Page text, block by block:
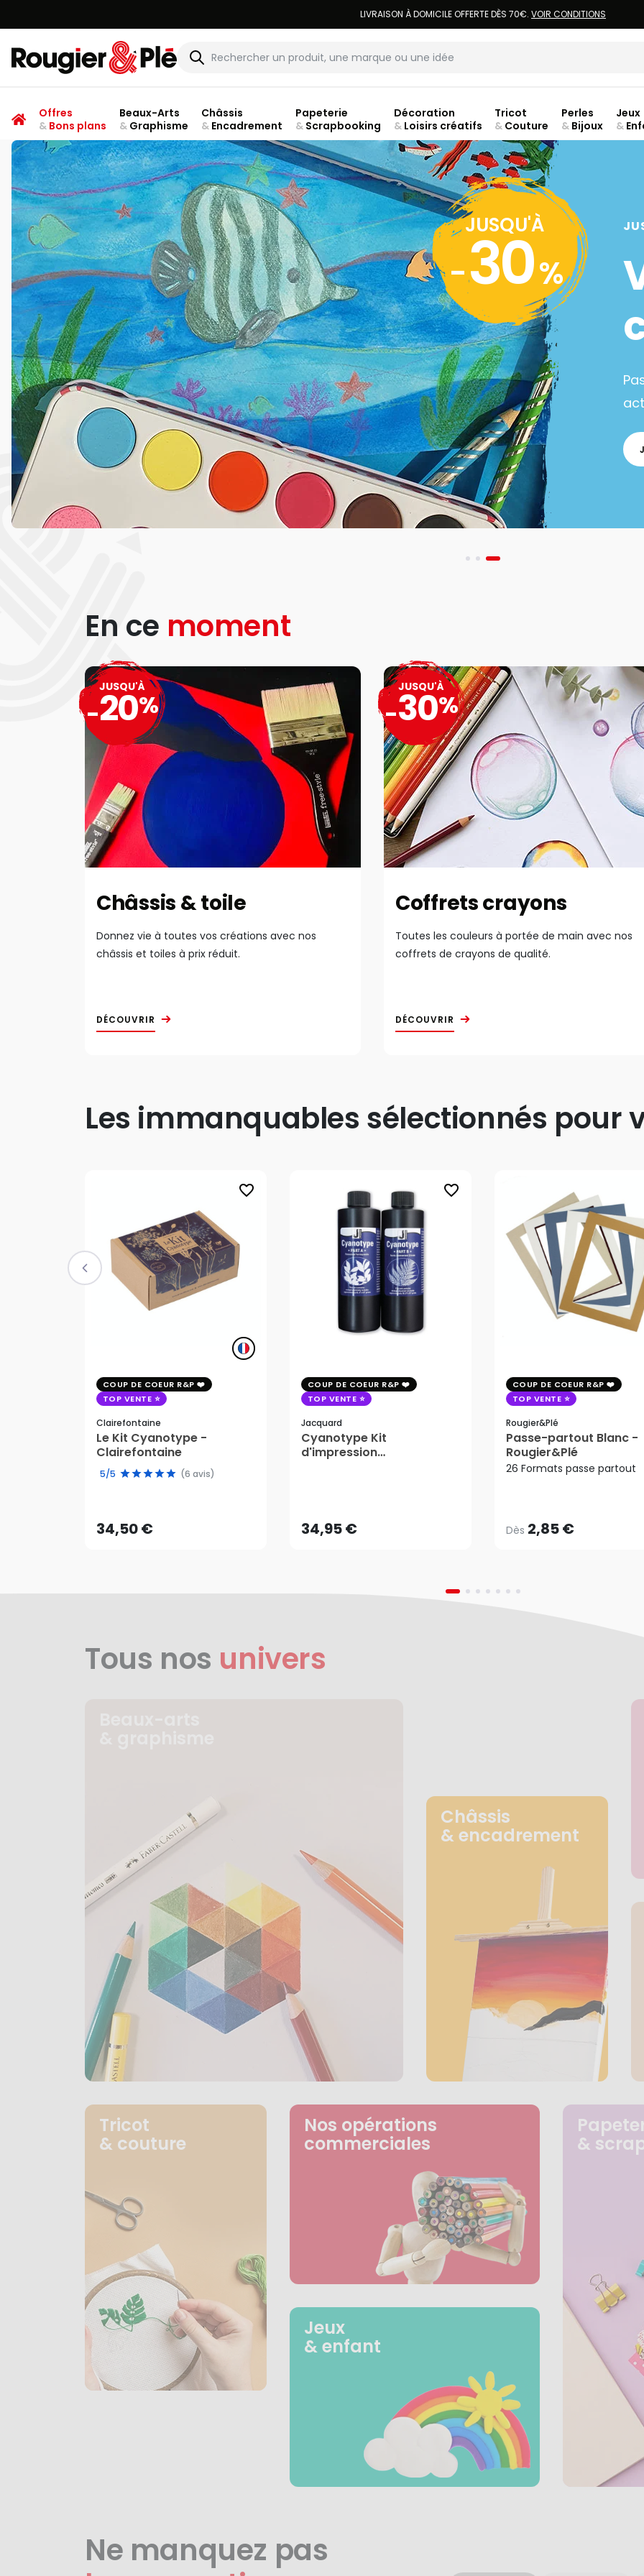
LIVRAISON À DOMICILE OFFERTE DÈS 70€. VOIR CONDITIONS
Rougier & Plé
Offres
&Bons plans
Beaux-Arts
&Graphisme
Châssis
&Encadrement
Papeterie
&Scrapbooking
Décoration
&Loisirs créatifs
Tricot
& Couture
Perles
& Bijoux
Jeux
&
JUSQU'À
-30%
En ce moment
Châssis & toile
Donnez vie à toutes vos créations avec nos
châssis et toiles à prix réduit.
DÉCOUVRIR
JUSQU'À
-20%
Coffrets crayons
Toutes les couleurs à portée de main avec nos
coffrets de crayons de qualité.
DÉCOUVRIR
JUSQU'À
-30%
Les immanquables sélectionnés pour
favorite_border
COUP DE COEUR R&P
TOP VENTE
Clairefontaine
Le Kit Cyanotype -
Clairefontaine
5/5 (6 avis)
34,50 €AJOUTER AU PANIER
favorite_border
COUP DE COEUR R&P
TOP VENTE
Jacquard
Cyanotype Kit
d'impression
34,95 €AJOUTER AU PANIER
COUP DE COEUR R&P
TOP VENTE
Rougier&plé
Passe-partout Blanc -
Rougier&Plé
26 Formats passe partout
Dès 2,85 €
2,85 €
Tous nos univers
Châssis
& encadrement
Tricot
& couture
Nos opérations
commerciales
Jeux
& enfant
&
Ne manquez pas